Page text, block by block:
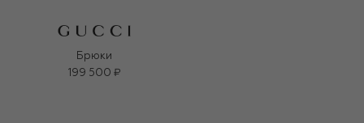
Брюки
199 500 ₽